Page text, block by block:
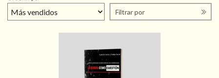
Filtrar por